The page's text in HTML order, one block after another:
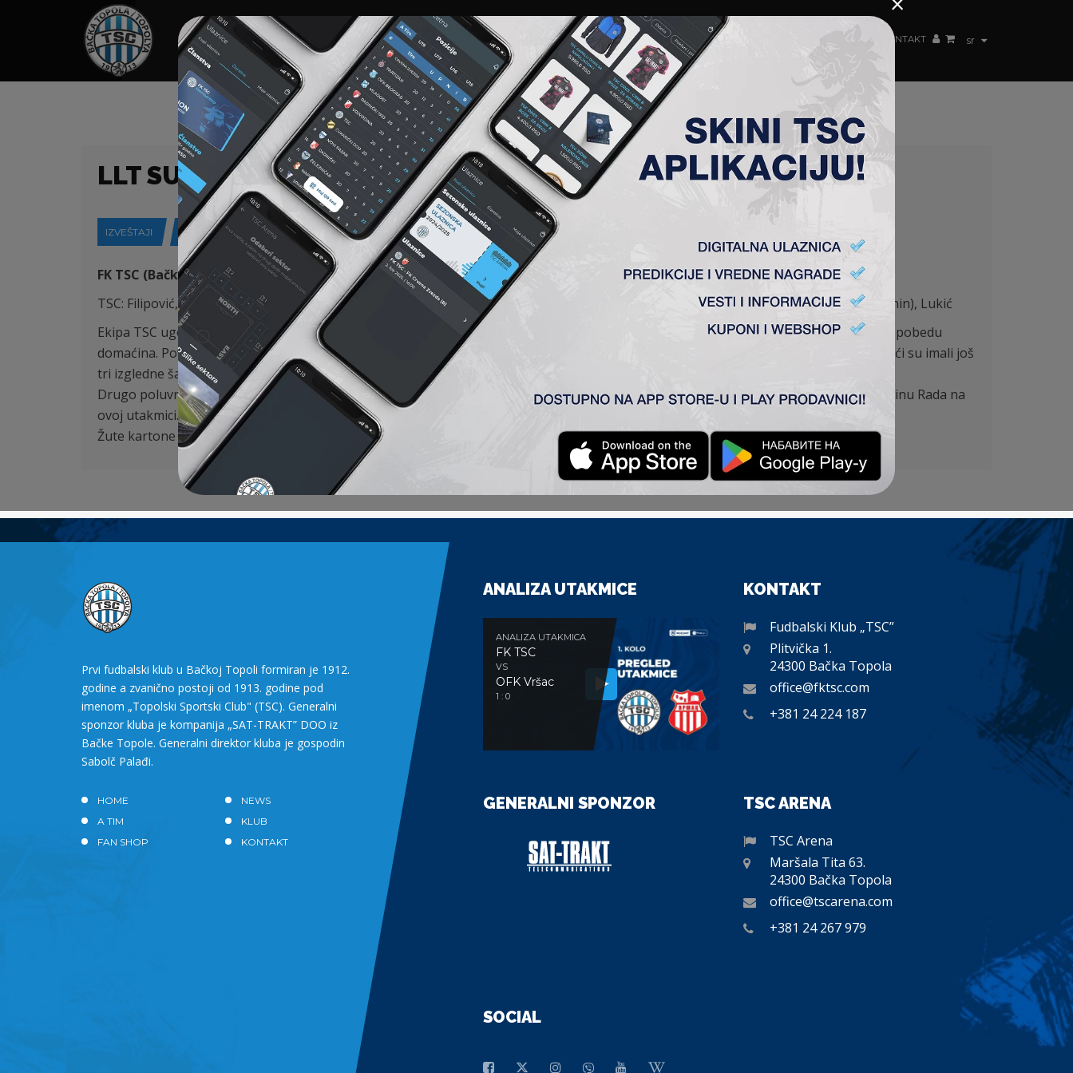
sr
HOME SPONZORI NEWS GALERIJE A TIM ČLANSTVO AKREDITACIJE KLUB AKADEMIJA ŽENSKI TIM KONTAKT
LLT SUPER LIGA 10. KOLO
IZVEŠTAJI 30-09-2019
FK TSC (Bačka Topola) – FK Rad (Beograd) 2:0
TSC: Filipović, Skopljak, Antonić, Varga, Ponjević, Grabež (71′ Babić), Duronjić (71′ Šinkovič), Tomanović (K), Milićević, Silađi (80′ Rovčanin), Lukić
Ekipa TSC ugostila je trenutno pretposlednje plasiranu ekipu Rada na stadionu u Senti. Utakmica je nagoveštavala još jednu rutinsku pobedu
domaćina. Povratak na vrh tabele Super lige nagovestio je već u 2′ Silađi, posle prelepe akcije sa desnog boka. Do poluvremena domaći su imali još
tri izgledne šanse, međutim golman gostiju je izašao kao pobednik iz duela sa napadačima TSC.
Drugo poluvreme nagoveštavalo je isti scenario, domaćin je ređao šanse i već u 53′ Lukić je evrogolom iz slobodnjaka zapečatio sudbinu Rada na
ovoj utakmici. Do kraja ekipi TSc ostalo je samo rutinski da privedu meč kraju i zasluženo zasednu na tron Super lige.
Žute kartone u ekipi TSC dobili su Tomanović 28′, Grabež 65′ i Šinkovič u 73′.
Prvi fudbalski klub u Bačkoj Topoli formiran je 1912.
godine a zvanično postoji od 1913. godine pod
imenom „Topolski Sportski Club" (TSC). Generalni
sponzor kluba je kompanija „SAT-TRAKT” DOO iz
Bačke Topole. Generalni direktor kluba je gospodin
Sabolč Palađi.
HOME
NEWS
A TIM
KLUB
FAN SHOP
KONTAKT
ANALIZA UTAKMICE
ANALIZA UTAKMICA
FK TSC
VS
OFK Vršac
1 : 0
KONTAKT
Fudbalski Klub „TSC”
Plitvička 1.
24300 Bačka Topola
office@fktsc.com
+381 24 224 187
GENERALNI SPONZOR TSC ARENA
TSC Arena
Maršala Tita 63.
24300 Bačka Topola
office@tscarena.com
+381 24 267 979
SOCIAL